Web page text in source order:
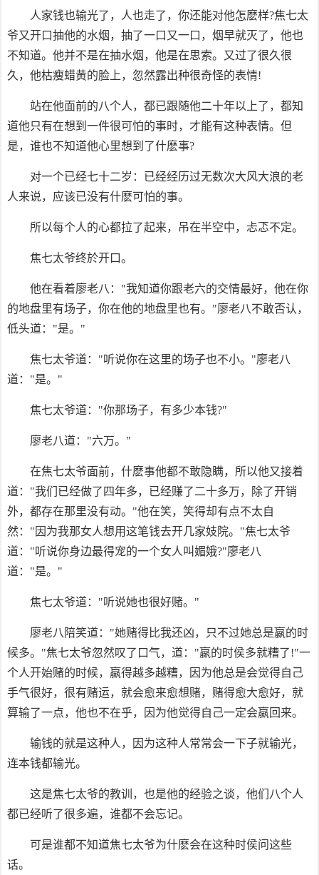
人家钱也输光了，人也走了，你还能对他怎麽样?焦七太
爷又开口抽他的水烟，抽了一口又一口，烟早就灭了，他也
不知道。他并不是在抽水烟，他是在思索。又过了很久很
久，他枯瘦蜡黄的脸上，忽然露出种很奇怪的表情!
站在他面前的八个人，都已跟随他二十年以上了，都知
道他只有在想到一件很可怕的事时，才能有这种表情。但
是，谁也不知道他心里想到了什麽事?
对一个已经七十二岁：已经经历过无数次大风大浪的老
人来说，应该已没有什麽可怕的事。
所以每个人的心都拉了起来，吊在半空中，忐忑不定。
焦七太爷终於开口。
他在看着廖老八："我知道你跟老六的交情最好，他在你
的地盘里有场子，你在他的地盘里也有。"廖老八不敢否认，
低头道："是。"
焦七太爷道："听说你在这里的场子也不小。"廖老八
道："是。"
焦七太爷道："你那场子，有多少本钱?"
廖老八道："六万。"
在焦七太爷面前，什麽事他都不敢隐瞒，所以他又接着
道："我们已经做了四年多，已经赚了二十多万，除了开销
外，都存在那里没有动。"他在笑，笑得却有点不太自
然："因为我那女人想用这笔钱去开几家妓院。"焦七太爷
道："听说你身边最得宠的一个女人叫媚娥?"廖老八
道："是。"
焦七太爷道："听说她也很好赌。"
廖老八陪笑道："她赌得比我还凶，只不过她总是嬴的时
候多。"焦七太爷忽然叹了口气，道："嬴的时侯多就糟了!"一
个人开始赌的时候，嬴得越多越糟，因为他总是会觉得自己
手气很好，很有赌运，就会愈来愈想赌，赌得愈大愈好，就
算输了一点，他也不在乎，因为他觉得自己一定会嬴回来。
输钱的就是这种人，因为这种人常常会一下子就输光，
连本钱都输光。
这是焦七太爷的教训，也是他的经验之谈，他们八个人
都已经听了很多遍，谁都不会忘记。
可是谁都不知道焦七太爷为什麽会在这种时侯问这些
话。